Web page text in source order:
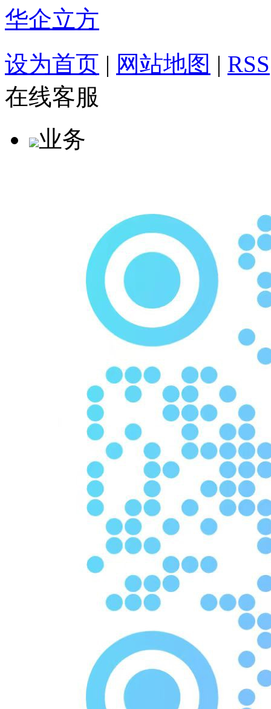
华企立方
设为首页 | 网站地图 | RSS
在线客服
业务